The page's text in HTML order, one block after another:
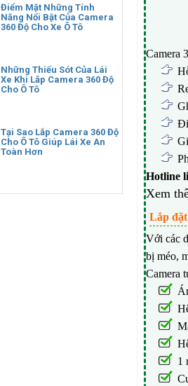
Điểm Mặt Những Tính
Năng Nổi Bật Của Camera
360 Độ Cho Xe Ô Tô
Những Thiếu Sót Của Lái
Xe Khi Lắp Camera 360 Độ
Cho Ô Tô
Tại Sao Lắp Camera 360 Độ
Cho Ô Tô Giúp Lái Xe An
Toàn Hơn
Camera
Hotline
Xem
Lắp
Với các
bị méo,
Camera
1